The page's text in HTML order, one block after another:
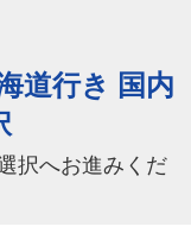
道行き 国内
択へお進みくだ